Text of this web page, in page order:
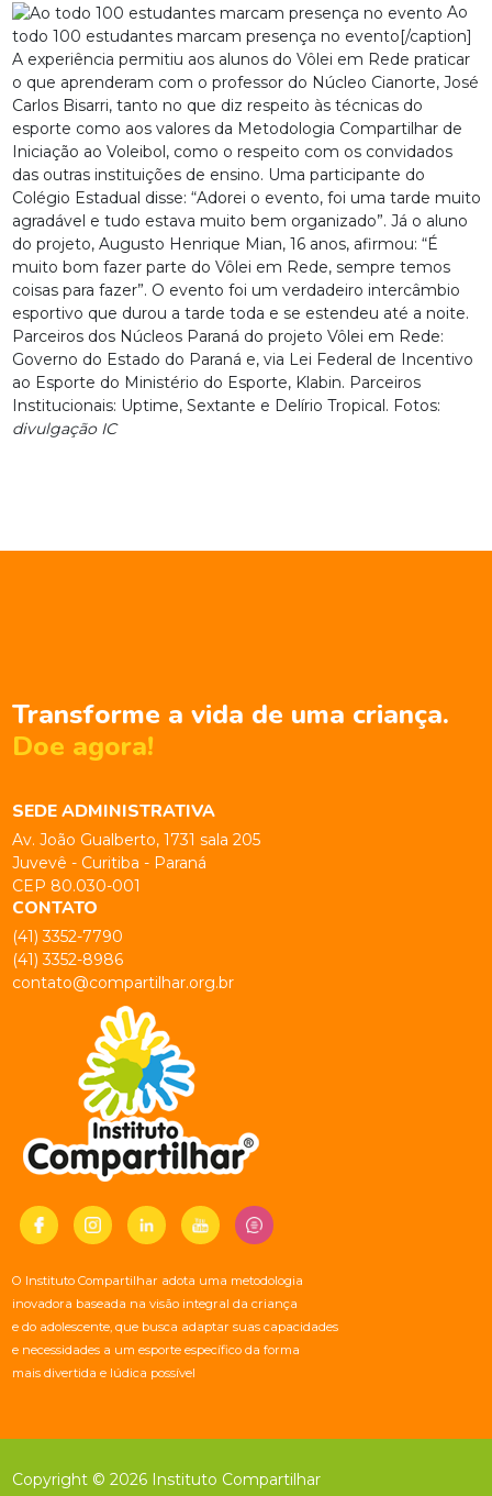
Ao
todo 100 estudantes marcam presença no evento[/caption]
A experiência permitiu aos alunos do Vôlei em Rede praticar
o que aprenderam com o professor do Núcleo Cianorte, José
Carlos Bisarri, tanto no que diz respeito às técnicas do
esporte como aos valores da Metodologia Compartilhar de
Iniciação ao Voleibol, como o respeito com os convidados
das outras instituições de ensino. Uma participante do
Colégio Estadual disse: “Adorei o evento, foi uma tarde muito
agradável e tudo estava muito bem organizado”. Já o aluno
do projeto, Augusto Henrique Mian, 16 anos, afirmou: “É
muito bom fazer parte do Vôlei em Rede, sempre temos
coisas para fazer”. O evento foi um verdadeiro intercâmbio
esportivo que durou a tarde toda e se estendeu até a noite.
Parceiros dos Núcleos Paraná do projeto Vôlei em Rede:
Governo do Estado do Paraná e, via Lei Federal de Incentivo
ao Esporte do Ministério do Esporte, Klabin. Parceiros
Institucionais: Uptime, Sextante e Delírio Tropical. Fotos:
divulgação IC
Transforme a vida de uma criança.
Doe agora!
SEDE ADMINISTRATIVA
Av. João Gualberto, 1731 sala 205
Juvevê - Curitiba - Paraná
CEP 80.030-001
CONTATO
(41) 3352-7790
(41) 3352-8986
contato@compartilhar.org.br
O Instituto Compartilhar adota uma metodologia
inovadora baseada na visão integral da criança
e do adolescente, que busca adaptar suas capacidades
e necessidades a um esporte específico da forma
mais divertida e lúdica possível
Copyright © 2026 Instituto Compartilhar